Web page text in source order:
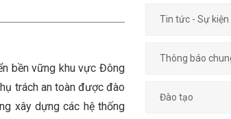
bền vững khu vực Đông
trách an toàn được đào
xây dựng các hệ thống
Tin tức - Sự kiện
Thông báo
Đào tạo